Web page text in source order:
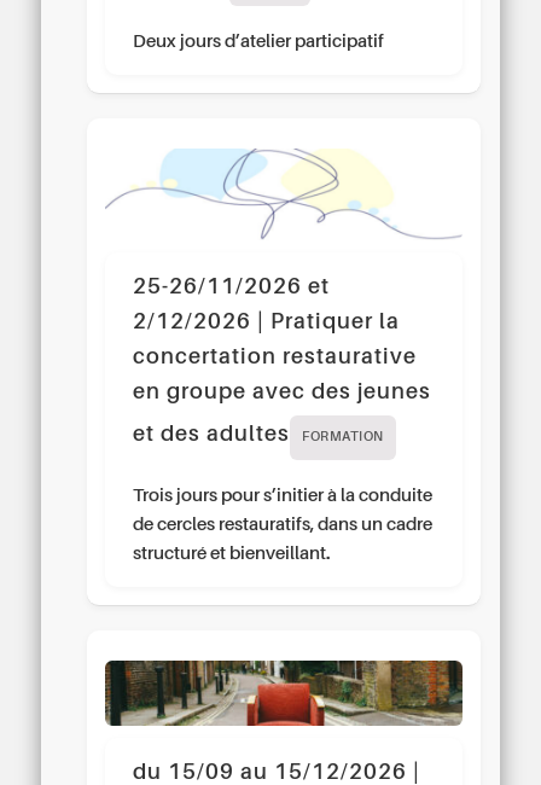
Deux jours d’atelier participatif
25-26/11/2026 et
2/12/2026 | Pratiquer la
concertation restaurative
en groupe avec des jeunes
et des adultes
FORMATION
Trois jours pour s’initier à la conduite
de cercles restauratifs, dans un cadre
structuré et bienveillant.
du 15/09 au 15/12/2026 |